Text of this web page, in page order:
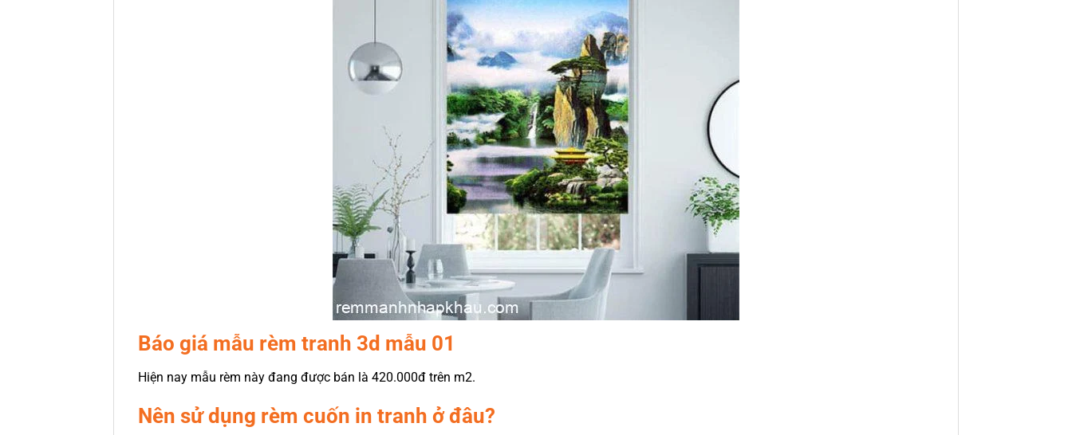
Báo giá mẫu rèm tranh 3d mẫu 01
Hiện nay mẫu rèm này đang được bán là 420.000đ trên m2.
Nên sử dụng rèm cuốn in tranh ở đâu?